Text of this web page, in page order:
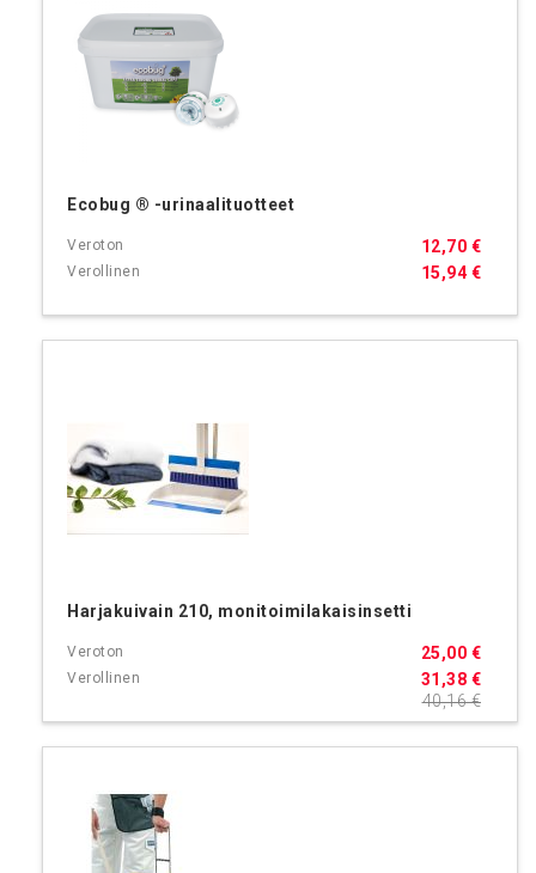
Ecobug ® -urinaalituotteet
15,94 €
12,70 €
Harjakuivain 210, monitoimilakaisinsetti
31,38 €
25,00 €
40,16 €